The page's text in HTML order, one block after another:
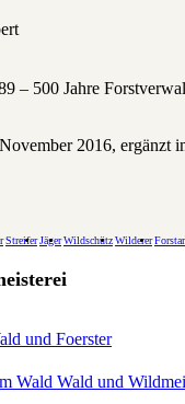
– 500 Jahre
2016, ergänzt
StreiferJägerWildschützWilderer
und Foerster
Wald und